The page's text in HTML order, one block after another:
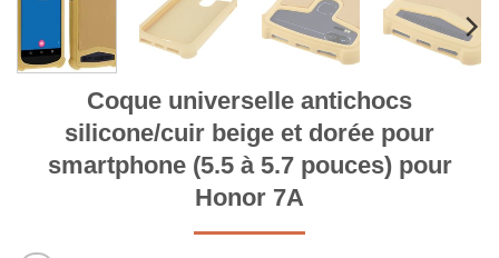
Coque universelle antichocs
silicone/cuir beige et dorée pour
smartphone (5.5 à 5.7 pouces) pour
Honor 7A